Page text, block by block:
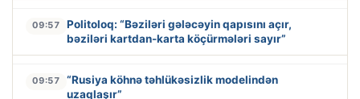
09:57
Politoloq: “Bəziləri gələcəyin qapısını açır,
bəziləri kartdan-karta köçürmələri sayır”
09:57
“Rusiya köhnə təhlükəsizlik modelindən
uzaqlaşır”